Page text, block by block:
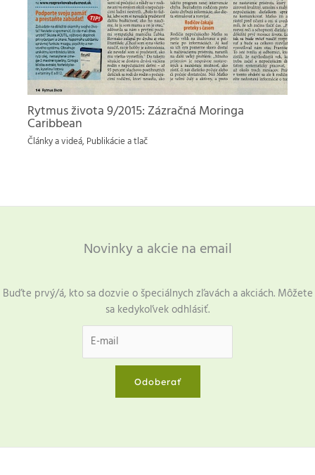
Rytmus života 9/2015: Zázračná Moringa
Caribbean
Články a videá, Publikácie a tlač
Novinky a akcie na email
Buďte prvý/á, kto sa dozvie o špeciálnych zľavách a akciách. Môžete
sa kedykoľvek odhlásiť.
Odoberať